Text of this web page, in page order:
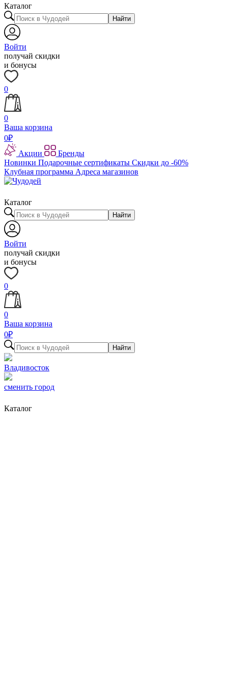
Каталог
Найти
Войти
получай скидки
и бонусы
0
0
Ваша корзина
0₽
Акции
Бренды
Новинки Подарочные сертификаты Скидки до -60%
Клубная программа Адреса магазинов
Каталог
Найти
Войти
получай скидки
и бонусы
0
0
Ваша корзина
0₽
Найти
Владивосток
сменить город
Каталог